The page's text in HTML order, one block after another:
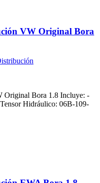
VW Original Bora
Original Bora 1.8 Incluye: -
Hidráulico: 06B-109-